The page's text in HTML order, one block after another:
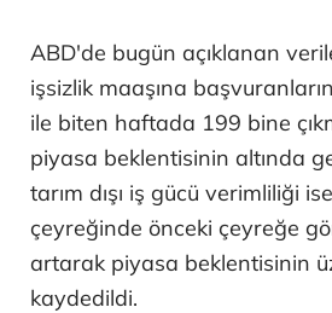
ABD'de bugün açıklanan
işsizlik maaşına
ile biten haftada 199 bine
piyasa beklentisinin altında
tarım dışı iş gücü verimliliği
çeyreğinde önceki çeyreğe
artarak piyasa beklentisinin
kaydedildi.